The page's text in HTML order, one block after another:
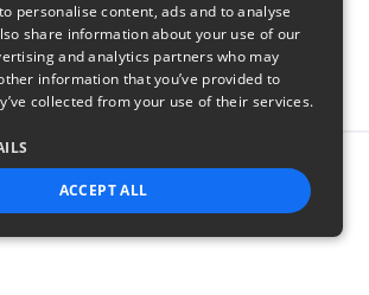
$25
Report this product
personalise content, ads and to analyse
share information about your use of our
and analytics partners who may
information that you’ve provided to
collected from your use of their services.
ACCEPT ALL
NECESSARY PERFORMANCE